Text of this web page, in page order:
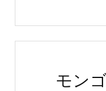
モン